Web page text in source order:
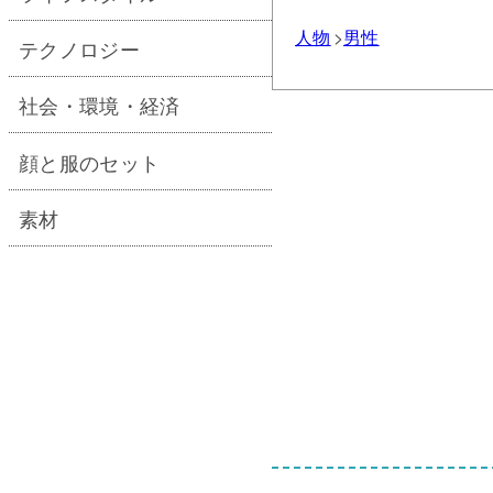
人物 男性
テクノロジー
社会・環境・経済
顔と服のセット
素材